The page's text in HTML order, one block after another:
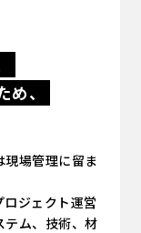
、
場管理に留ま
ジェクト運営
テム、技術、材